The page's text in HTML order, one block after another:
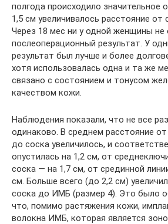
полгода происходило
1,5 см увеличивалось расстояние
Через 18 мес ни у одной женщины не
послеоперационный результат. У
результат был лучше и более
хотя использовалась одна и та же
связано с состоянием и тонусом
качеством кожи.
Наблюдения показали, что не все
одинаково. В среднем расстояние
до соска увеличилось, и
опустилась на 1,2 см, от
соска — на 1,7 см, от срединной
см. Больше всего (до 2,2 см)
соска до ИМБ (размер 4). Это было
что, помимо растяжения кожи,
волокна ИМБ, которая является